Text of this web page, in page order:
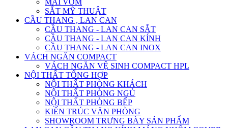
MÁI VÒM
SẮT MỸ THUẬT
CẦU THANG , LAN CAN
CẦU THANG - LAN CAN SẮT
CẦU THANG - LAN CAN KÍNH
CẦU THANG - LAN CAN INOX
VÁCH NGĂN COMPACT
VÁCH NGĂN VỆ SINH COMPACT HPL
NỘI THẤT TỔNG HỢP
NỘI THẤT PHÒNG KHÁCH
NỘI THẤT PHÒNG NGỦ
NỘI THẤT PHÒNG BẾP
KIẾN TRÚC VĂN PHÒNG
SHOWROOM TRƯNG BÀY SẢN PHẨM